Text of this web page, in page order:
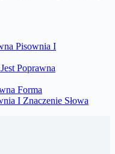
Pisownia I
Poprawna
Forma
I Znaczenie Słowa